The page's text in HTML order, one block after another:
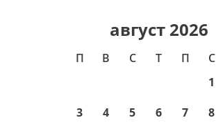
август 2026
П В С T П С
1
3
4 5 6 7 8